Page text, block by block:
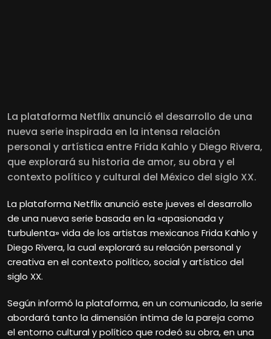
La plataforma Netflix anunció el desarrollo de una
nueva serie inspirada en la intensa relación
personal y artística entre Frida Kahlo y Diego Rivera,
que explorará su historia de amor, su obra y el
contexto político y cultural del México del siglo XX.
La plataforma Netflix anunció este jueves el desarrollo
de una nueva serie basada en la «apasionada y
turbulenta» vida de los artistas mexicanos Frida Kahlo y
Diego Rivera, la cual explorará su relación personal y
creativa en el contexto político, social y artístico del
siglo XX.
Según informó la plataforma, en un comunicado, la serie
abordará tanto la dimensión íntima de la pareja como
el entorno cultural y político que rodeó su obra, en una